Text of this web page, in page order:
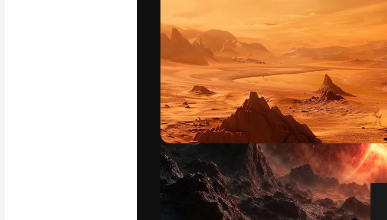
日本語
AI
AI
AI
ス
ツ
向
エ
API
モ
す
ール
Copyright © 2010-2026Freepik Company S.L.U. 無断複